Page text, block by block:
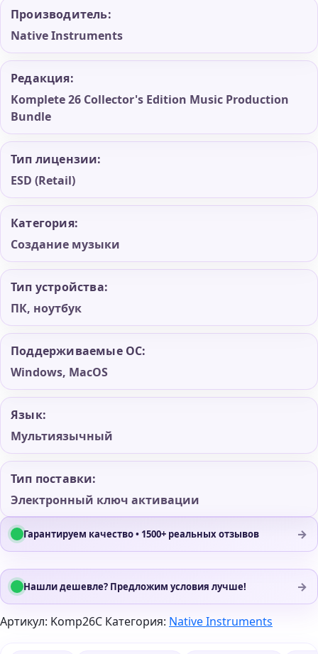
Производитель:
Native Instruments
Редакция:
Komplete 26 Collector's Edition Music Production
Bundle
Тип лицензии:
ESD (Retail)
Категория:
Создание музыки
Тип устройства:
ПК, ноутбук
Поддерживаемые ОС:
Windows, MacOS
Язык:
Мультиязычный
Тип поставки:
Электронный ключ активации
Гарантируем качество • 1500+ реальных отзывов →
Нашли дешевле? Предложим условия лучше! →
Артикул: Komp26C Категория: Native Instruments